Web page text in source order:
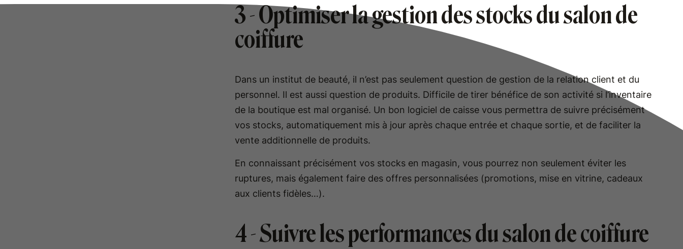
3 - Optimiser la gestion des stocks du salon de
coiffure
Dans un institut de beauté, il n’est pas seulement question de gestion de la relation client et du
personnel. Il est aussi question de produits. Difficile de tirer bénéfice de son activité si l’inventaire
de la boutique est mal organisé. Un bon logiciel de caisse vous permettra de suivre précisément
vos stocks, automatiquement mis à jour après chaque entrée et chaque sortie, et de faciliter la
vente additionnelle de produits.
En connaissant précisément vos stocks en magasin, vous pourrez non seulement éviter les
ruptures, mais également faire des offres personnalisées (promotions, mise en vitrine, cadeaux
aux clients fidèles…).
4 - Suivre les performances du salon de coiffure